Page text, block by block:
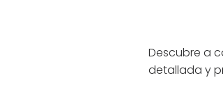
Descubre a
detallada y